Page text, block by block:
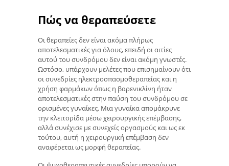
Πώς να θεραπεύσετε
Οι θεραπείες δεν είναι ακόμα πλήρως
αποτελεσματικές για όλους, επειδή οι αιτίες
αυτού του συνδρόμου δεν είναι ακόμη γνωστές.
Ωστόσο, υπάρχουν μελέτες που επισημαίνουν ότι
οι συνεδρίες ηλεκτροσπασμοθεραπείας και η
χρήση φαρμάκων όπως η βαρενικλίνη ήταν
αποτελεσματικές στην παύση του συνδρόμου σε
ορισμένες γυναίκες. Μια γυναίκα απομάκρυνε
την κλειτορίδα μέσω χειρουργικής επέμβασης,
αλλά συνέχισε με συνεχείς οργασμούς και ως εκ
τούτου, αυτή η χειρουργική επέμβαση δεν
αναφέρεται ως μορφή θεραπείας.